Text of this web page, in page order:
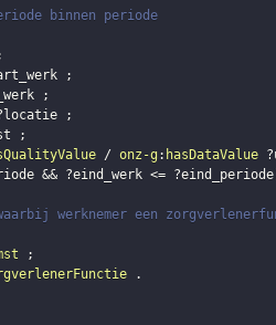
binnen periode
;
;
;
;
/ onz-g : hasDataValue
&& ?eind_werk <= ?eind_periode
werknemer een
;
.